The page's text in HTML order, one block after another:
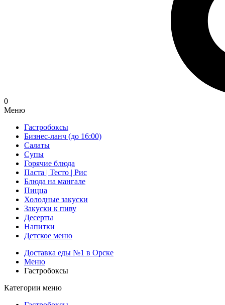
0
Меню
Гастробоксы
Бизнес-ланч (до 16:00)
Салаты
Супы
Горячие блюда
Паста | Тесто | Рис
Блюда на мангале
Пицца
Холодные закуски
Закуски к пиву
Десерты
Напитки
Детское меню
Доставка еды №1 в Орске
Меню
Гастробоксы
Категории меню